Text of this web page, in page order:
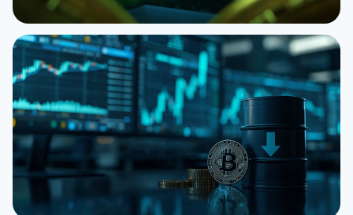
НОВИНА
Джим Крамер продає Bitcoin через квантову
5 серпня 2026 р.4 хв